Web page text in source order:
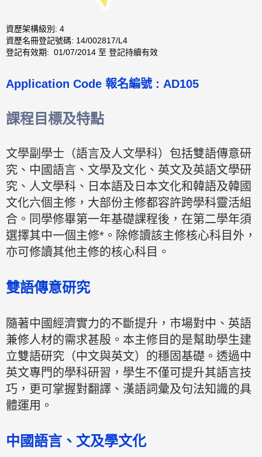
資歷架構級別: 4
資歷名冊登記號碼: 14/002817/L4
登記有效期: 01/07/2014 至 登記持續有效
Application Code 報名編號 : AD105
課程目標及特點
文學副學士（語言及人文學科）包括雙語傳意研
究、中國語言、文學及文化、英文及英語文學研
究、人文學科、日本語及日本文化和韓語及韓國
文化六個主修，大部份主修都容許跨學科靈活組
合。同學修畢第一年基礎課程後，在第二學年須
選擇其中一個主修*。除修讀該主修核心科目外，
亦可修讀其他主修的核心科目。
雙語傳意研究
隨著中國經濟實力的不斷提升，市場對中、英語
兼修人材的需求甚殷。本主修目的是幫助學生建
立雙語研究（中文與英文）的穩固基礎。透過中
英文專門的學科研習，學生不僅可提升其語言技
巧，更可掌握對翻譯、漢語詞彙及句法知識的具
體運用。
中國語言、文及學文化